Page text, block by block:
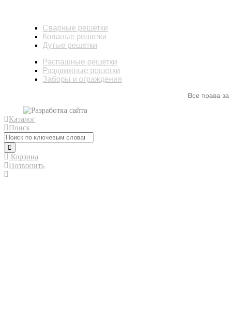
Сварные решетки
Кованые решетки
Дутые решетки
Распашные решетки
Раздвижные решетки
Заборы и ограждения
Все права
Каталог
Поиск
Корзина
Позвонить